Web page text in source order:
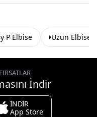
P Elbise Uzun Elbise
İndir
İNDİR
App Store